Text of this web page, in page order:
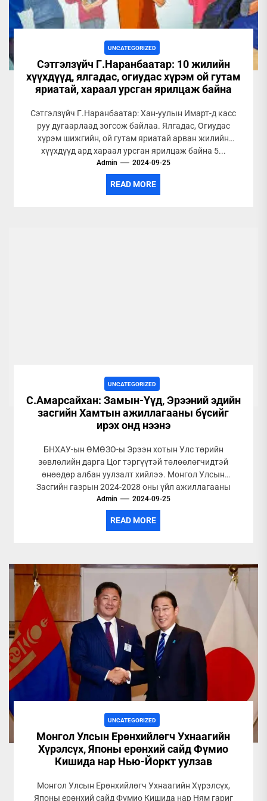
UNCATEGORIZED
Сэтгэлзүйч Г.Наранбаатар: 10 жилийн
хүүхдүүд, ялгадас, огиудас хүрэм ой гутам
яриатай, хараал урсган ярилцаж байна
Сэтгэлзүйч Г.Наранбаатар: Хан-уулын Имарт-д касс
руу дугаарлаад зогсож байлаа. Ялгадас, Огиудас
хүрэм шижгийн, ой гутам яриатай арван жилийн
хүүхдүүд ард хараал урсган ярилцаж байна 5...
Admin 2024-09-25
READ MORE
UNCATEGORIZED
С.Амарсайхан: Замын-Үүд, Эрээний эдийн
засгийн Хамтын ажиллагааны бүсийг
ирэх онд нээнэ
БНХАУ-ын ӨМӨЗО-ы Эрээн хотын Улс төрийн
зөвлөлийн дарга Цог тэргүүтэй төлөөлөгчидтэй
өнөөдөр албан уулзалт хийлээ. Монгол Улсын
Засгийн газрын 2024-2028 оны үйл ажиллагааны
мөрийн хөтөлбөрт...
Admin 2024-09-25
READ MORE
UNCATEGORIZED
Монгол Улсын Ерөнхийлөгч Ухнаагийн
Хүрэлсүх, Японы ерөнхий сайд Фүмио
Кишида нар Нью-Йоркт уулзав
Монгол Улсын Ерөнхийлөгч Ухнаагийн Хүрэлсүх,
Японы ерөнхий сайд Фүмио Кишида нар Ням гариг